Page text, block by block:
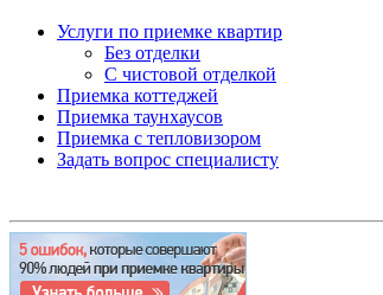
Услуги по приемке квартир
Без отделки
С чистовой отделкой
Приемка коттеджей
Приемка таунхаусов
Приемка с тепловизором
Задать вопрос специалисту